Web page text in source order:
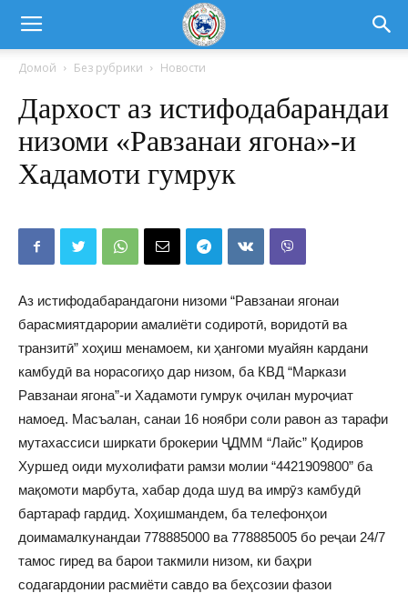
Домой Без рубрики Новости
Дархост аз истифодабарандаи
низоми «Равзанаи ягона»-и
Хадамоти гумрук
Аз истифодабарандагони низоми “Равзанаи ягонаи
барасмиятдарории амалиёти содиротӣ, воридотӣ ва
транзитӣ” хоҳиш менамоем, ки ҳангоми муайян кардани
камбудӣ ва норасогиҳо дар низом, ба КВД “Маркази
Равзанаи ягона”-и Хадамоти гумрук оҷилан муроҷиат
намоед. Масъалан, санаи 16 ноябри соли равон аз тарафи
мутахассиси ширкати брокерии ҶДММ “Лайс” Қодиров
Хуршед оиди мухолифати рамзи молии “4421909800” ба
мақомоти марбута, хабар дода шуд ва имрӯз камбудӣ
бартараф гардид. Хоҳишмандем, ба телефонҳои
доимамалкунандаи 778885000 ва 778885005 бо реҷаи 24/7
тамос гиред ва барои такмили низом, ки баҳри
содагардонии расмиёти савдо ва беҳсозии фазои